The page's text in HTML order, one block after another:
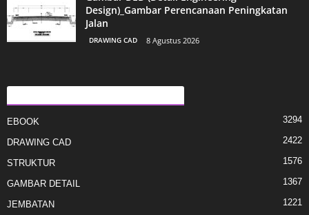
Design)_Gambar Perencanaan Peningkatan
Jalan
DRAWING CAD 8 Agustus 2026
KATEGORI E POPULLARIZUAR
EBOOK 3294
DRAWING CAD 2422
STRUKTUR 1576
GAMBAR DETAIL 1367
JEMBATAN 1221